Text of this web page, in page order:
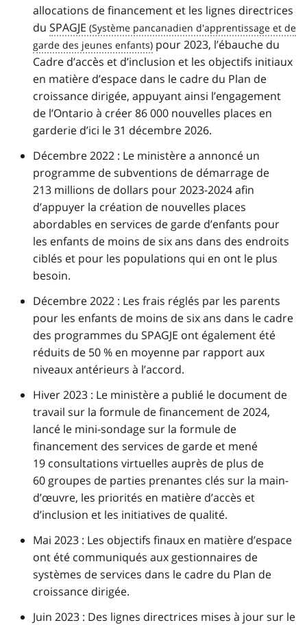
allocations de financement et les lignes directrices
du SPAGJE
pour 2023, l’ébauche du
Cadre d’accès et d’inclusion et les objectifs initiaux
en matière d’espace dans le cadre du Plan de
croissance dirigée, appuyant ainsi l’engagement
de l’Ontario à créer 86 000 nouvelles places en
garderie d’ici le 31 décembre 2026.
Décembre 2022 : Le ministère a annoncé un
programme de subventions de démarrage de
213 millions de dollars pour 2023-2024 afin
d’appuyer la création de nouvelles places
abordables en services de garde d’enfants pour
les enfants de moins de six ans dans des endroits
ciblés et pour les populations qui en ont le plus
besoin.
Décembre 2022 : Les frais réglés par les parents
pour les enfants de moins de six ans dans le cadre
des programmes du SPAGJE ont également été
réduits de 50 % en moyenne par rapport aux
niveaux antérieurs à l’accord.
Hiver 2023 : Le ministère a publié le document de
travail sur la formule de financement de 2024,
lancé le mini-sondage sur la formule de
financement des services de garde et mené
19 consultations virtuelles auprès de plus de
60 groupes de parties prenantes clés sur la main-
d’œuvre, les priorités en matière d’accès et
d’inclusion et les initiatives de qualité.
Mai 2023 : Les objectifs finaux en matière d’espace
ont été communiqués aux gestionnaires de
systèmes de services dans le cadre du Plan de
croissance dirigée.
Juin 2023 : Des lignes directrices mises à jour sur le